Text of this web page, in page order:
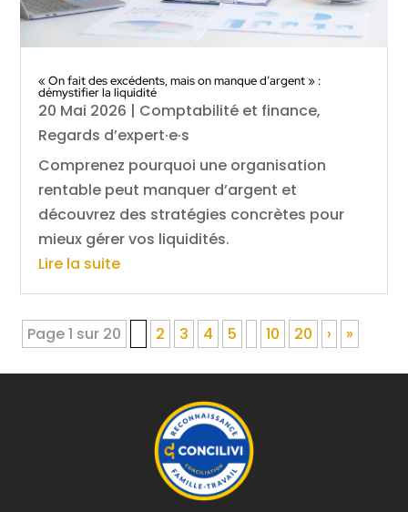
« On fait des excédents, mais on manque d’argent » :
démystifier la liquidité
20 Mai 2026 | Comptabilité et finance,
Regards d’expert·e·s
Comprenez pourquoi une organisation
rentable peut manquer d’argent et
découvrez des stratégies concrètes pour
mieux gérer vos liquidités.
Lire la suite
Page 1 sur 20 2 3 4 5 10 20 › »